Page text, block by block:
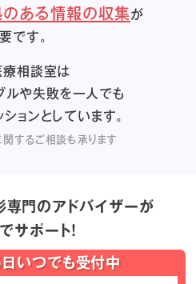
ある情報の収集が
です。
療相談室は
ルや失敗を一人でも
ョンとしています。
するご相談も承ります
専門のアドバイザーが
でサポート！
いつでも受付中